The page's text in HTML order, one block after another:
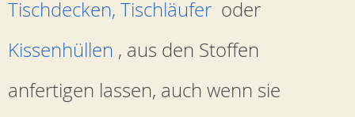
Tischdecken, Tischläufer oder
Kissenhüllen , aus den Stoffen
anfertigen lassen, auch wenn sie